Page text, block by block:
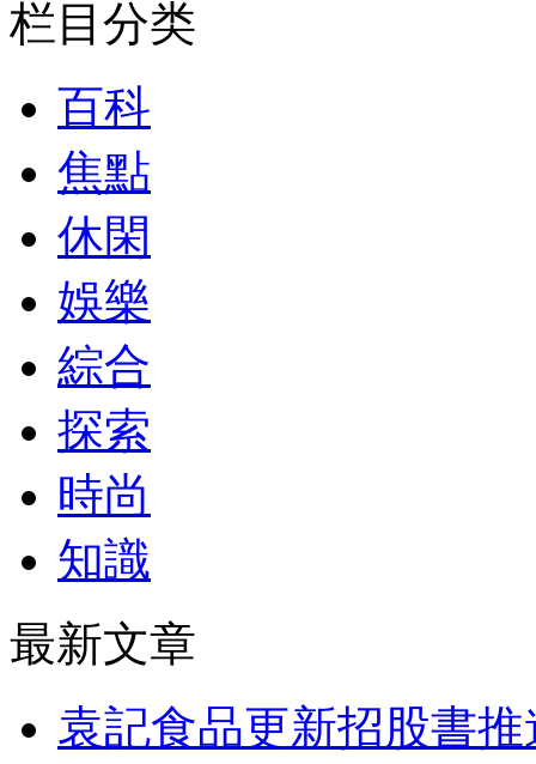
栏目分类
百科
焦點
休閑
娛樂
綜合
探索
時尚
知識
最新文章
袁記食品更新招股書